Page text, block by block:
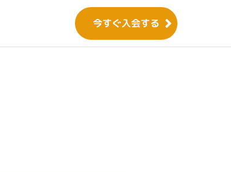
今すぐ入会する